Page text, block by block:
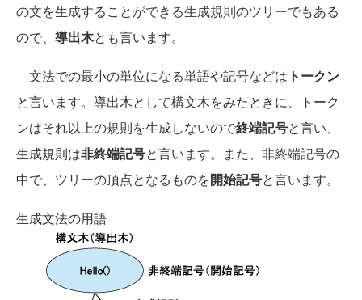
の文を生成することができる生成規則のツリーでもある
ので、 導出木とも言います。
文法での最小の単位になる単語や記号などは トークン
と言います。導出木として構文木をみたときに、トーク
ンはそれ以上の規則を生成しないので終端記号と言い、
生成規則は非終端記号と言います。また、非終端記号の
中で、ツリーの頂点となるものを開始記号と言います。
生成文法の用語